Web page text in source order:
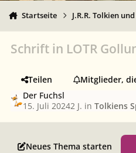
Startseite J.R.R. Tolkien
Schrift in LOTR
Teilen
Mitglieder,
Der Fuchsl
15. Juli 20242 J. inTolkiens
Neues Thema starten